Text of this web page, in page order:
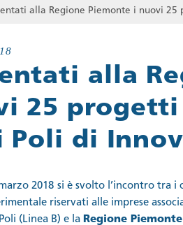
alla Regione Piemonte i nuovi
alla
25
Poli di
2018 si è svolto l’incontro tra
riservati alle imprese
(Linea B) e la Regione Piemonte